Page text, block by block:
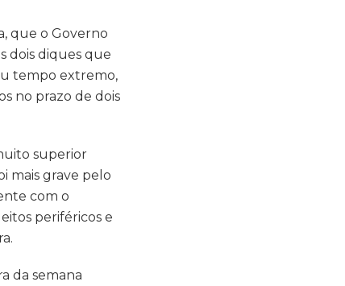
que o Governo
dois diques que
tempo extremo,
no prazo de dois
superior
mais grave pelo
com o
periféricos e
da semana